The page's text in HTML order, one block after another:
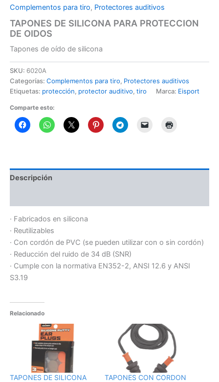
Complementos para tiro, Protectores auditivos
TAPONES DE SILICONA PARA PROTECCION
DE OIDOS
Tapones de oído de silicona
SKU: 6020A
Categorías: Complementos para tiro, Protectores auditivos
Etiquetas: protección, protector auditivo, tiro Marca: Eisport
Comparte esto:
Descripción
· Fabricados en silicona
· Reutilizables
· Con cordón de PVC (se pueden utilizar con o sin cordón)
· Reducción del ruido de 34 dB (SNR)
· Cumple con la normativa EN352-2, ANSI 12.6 y ANSI
S3.19
Relacionado
TAPONES DE SILICONA
TAPONES CON CORDON